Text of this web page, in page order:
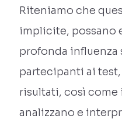
Riteniamo che
implicite, possano
profonda influenza
partecipanti ai
risultati, così
analizzano e